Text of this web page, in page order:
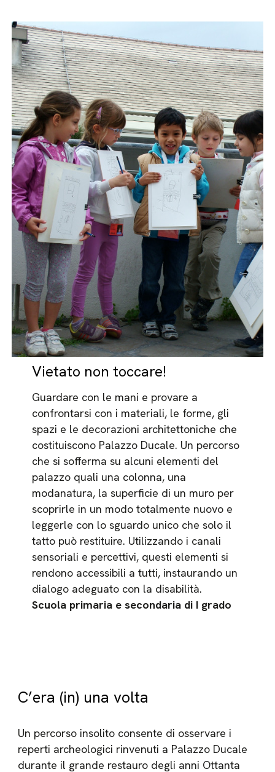
Vietato non toccare!
Guardare con le mani e provare a
confrontarsi con i materiali, le forme, gli
spazi e le decorazioni architettoniche che
costituiscono Palazzo Ducale. Un percorso
che si sofferma su alcuni elementi del
palazzo quali una colonna, una
modanatura, la superficie di un muro per
scoprirle in un modo totalmente nuovo e
leggerle con lo sguardo unico che solo il
tatto può restituire. Utilizzando i canali
sensoriali e percettivi, questi elementi si
rendono accessibili a tutti, instaurando un
dialogo adeguato con la disabilità.
Scuola primaria e secondaria di I grado
C’era (in) una volta
Un percorso insolito consente di osservare i
reperti archeologici rinvenuti a Palazzo Ducale
durante il grande restauro degli anni Ottanta